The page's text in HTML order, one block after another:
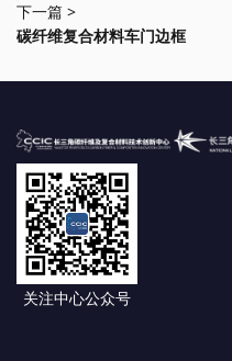
下一篇 >
碳纤维复合材料车门边框
关注中心公众号